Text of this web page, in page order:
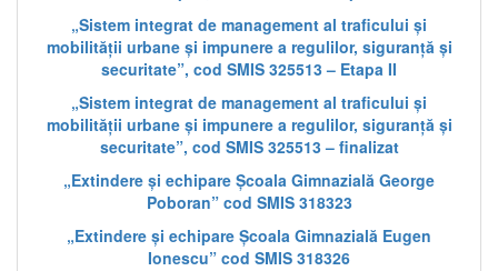
„Sistem integrat de management al traficului și
mobilității urbane și impunere a regulilor, siguranță și
securitate”, cod SMIS 325513 – Etapa II
„Sistem integrat de management al traficului și
mobilității urbane și impunere a regulilor, siguranță și
securitate”, cod SMIS 325513 – finalizat
„Extindere și echipare Școala Gimnazială George
Poboran” cod SMIS 318323
„Extindere și echipare Școala Gimnazială Eugen
Ionescu” cod SMIS 318326